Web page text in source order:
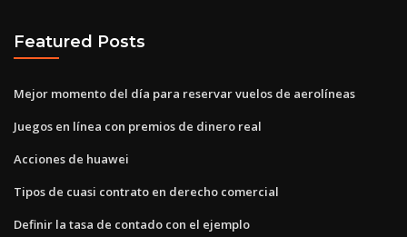
Featured Posts
Mejor momento del día para reservar vuelos de aerolíneas
Juegos en línea con premios de dinero real
Acciones de huawei
Tipos de cuasi contrato en derecho comercial
Definir la tasa de contado con el ejemplo